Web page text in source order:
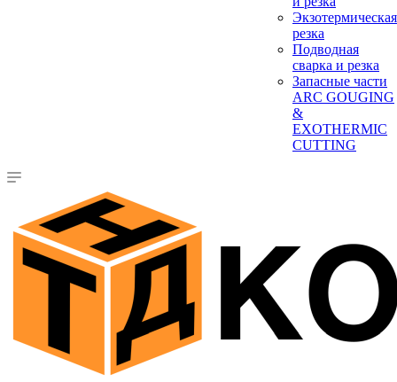
Экзотермическая
резка
Подводная
сварка и резка
Запасные части
ARC GOUGING
&
EXOTHERMIC
CUTTING